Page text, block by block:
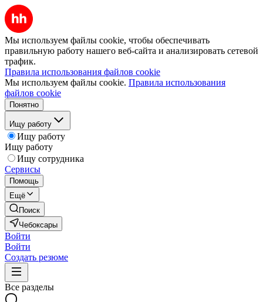
Мы используем файлы cookie, чтобы обеспечивать
правильную работу нашего веб-сайта и анализировать сетевой
трафик.
Правила использования файлов cookie
Мы используем файлы cookie. Правила использования
файлов cookie
Понятно
Ищу работу
Ищу работу
Ищу работу
Ищу сотрудника
Сервисы
Помощь
Ещё
Поиск
Чебоксары
Войти
Войти
Создать резюме
Все разделы